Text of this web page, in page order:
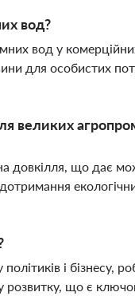
вод?
вод у
для особистих
великих
довкілля, що дає
і бізнесу,
розвитку, що є